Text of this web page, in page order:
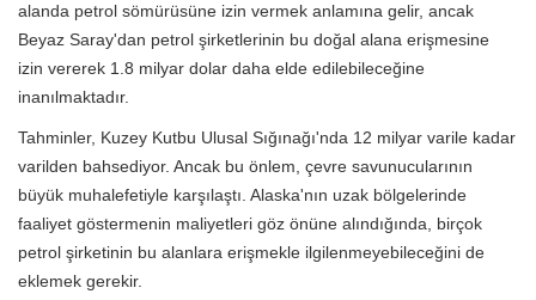
alanda petrol sömürüsüne izin vermek anlamına gelir, ancak
Beyaz Saray'dan petrol şirketlerinin bu doğal alana erişmesine
izin vererek 1.8 milyar dolar daha elde edilebileceğine
inanılmaktadır.
Tahminler, Kuzey Kutbu Ulusal Sığınağı'nda 12 milyar varile kadar
varilden bahsediyor. Ancak bu önlem, çevre savunucularının
büyük muhalefetiyle karşılaştı. Alaska'nın uzak bölgelerinde
faaliyet göstermenin maliyetleri göz önüne alındığında, birçok
petrol şirketinin bu alanlara erişmekle ilgilenmeyebileceğini de
eklemek gerekir.